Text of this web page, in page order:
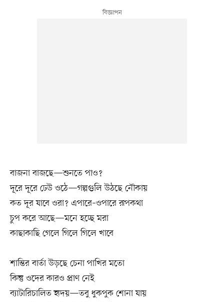
বাজনা বাজছে—শুনতে পাও?
দূরে দূরে ঢেউ ওঠে—গল্পগুলি উঠছে নৌকায়
কত দূর যাবে ওরা? এপারে–ওপারে রূপকথা
চুপ করে আছে—মনে হচ্ছে মরা
কাছাকাছি গেলে গিলে গিলে খাবে
শান্তির বার্তা উড়ছে চেনা পাখির মতো
কিন্তু ওদের কারও প্রাণ নেই
ব্যাটারিচালিত হৃদয়—তবু ধুকপুক শোনা যায়